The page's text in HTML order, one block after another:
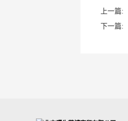
上一篇:
下一篇: